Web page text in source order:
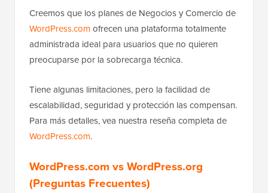
Creemos que los planes de Negocios y Comercio de
WordPress.com ofrecen una plataforma totalmente
administrada ideal para usuarios que no quieren
preocuparse por la sobrecarga técnica.
Tiene algunas limitaciones, pero la facilidad de
escalabilidad, seguridad y protección las compensan.
Para más detalles, vea nuestra reseña completa de
WordPress.com.
WordPress.com vs WordPress.org
(Preguntas Frecuentes)